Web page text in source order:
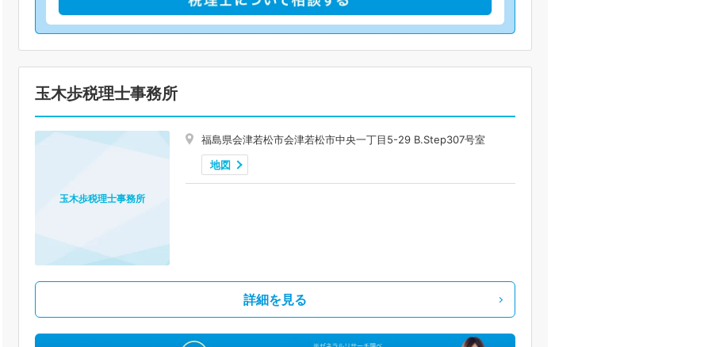
玉木歩税理士事務所
福島県会津若松市会津若松市中央一丁目5-29 B.Step307号室
地図
玉木歩税理士事務所
詳細を見る